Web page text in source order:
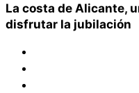
La costa de Alicante,
disfrutar la jubilación